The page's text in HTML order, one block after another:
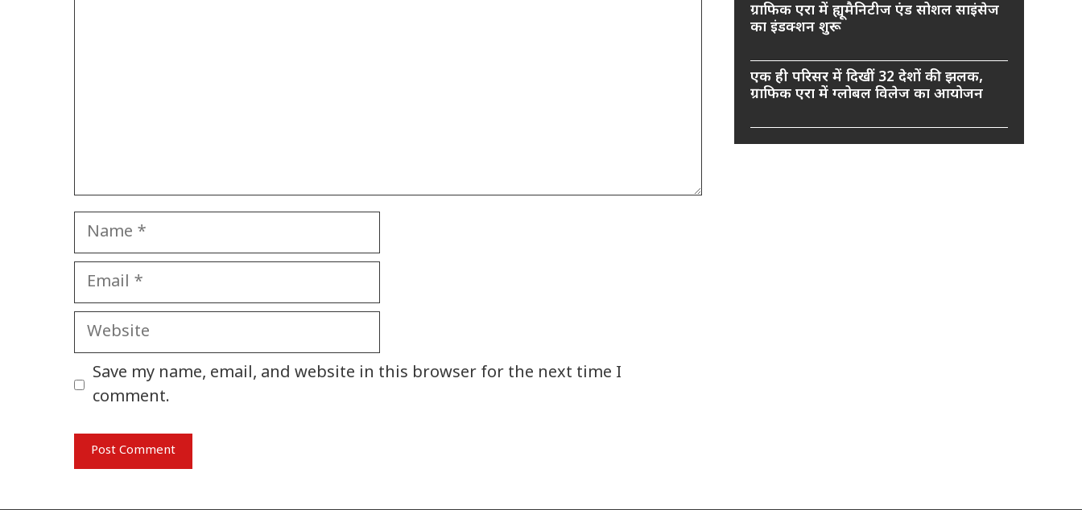
Name
Email
Website
Save my name, email, and website in this browser for the next time I
comment.
ग्राफिक एरा में ह्यूमैनिटीज एंड सोशल साइंसेज
का इंडक्शन शुरू
एक ही परिसर में दिखीं 32 देशों की झलक,
ग्राफिक एरा में ग्लोबल विलेज का आयोजन